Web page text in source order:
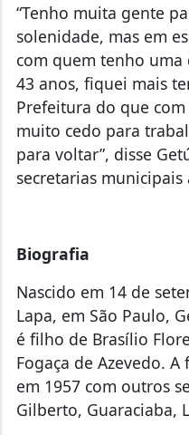
“Tenho muita gente
solenidade, mas em
com quem tenho uma
43 anos, fiquei mais
Prefeitura do que
muito cedo para
para voltar”, disse
secretarias
Biografia
Nascido em 14 de
Lapa, em São Paulo,
é filho de Brasílio
Fogaça de Azevedo.
em 1957 com outros
Gilberto, Guaraciaba,